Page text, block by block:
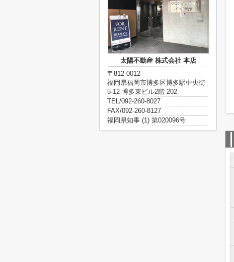
太陽不動産 株式会社 本店
〒812-0012
福岡県福岡市博多区博多駅中央街
5-12 博多東ビル2階 202
TEL/092-260-8027
FAX/092-260-8127
福岡県知事 (1) 第020096号